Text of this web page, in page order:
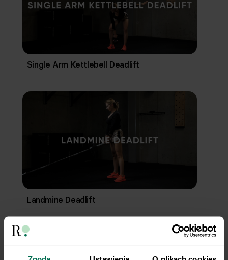
Single Arm Kettlebell Deadlift
Landmine Deadlift